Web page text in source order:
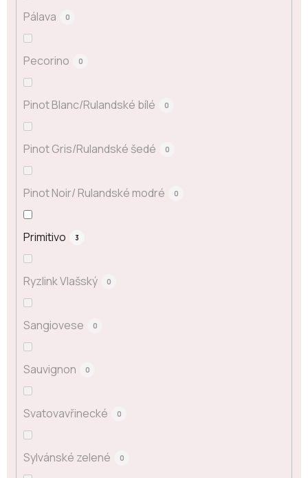
Pálava 0
Pecorino 0
Pinot Blanc/Rulandské bílé 0
Pinot Gris/Rulandské šedé 0
Pinot Noir/ Rulandské modré 0
Primitivo 3
Ryzlink Vlašský 0
Sangiovese 0
Sauvignon 0
Svatovavřinecké 0
Sylvánské zelené 0